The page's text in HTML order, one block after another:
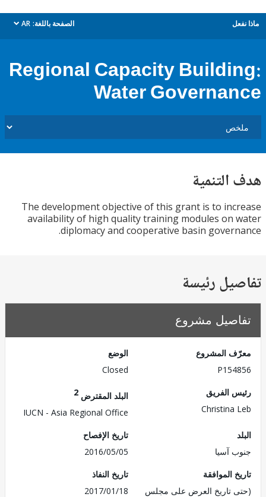
الصفحة باللغة: AR
dropdown
Regional Capacity
Water
The development objective of this grant is to
availability of high quality training modules on
diplomacy and cooperative basin
رئيسة
مشروع
المشروع
الفريق
Christina
البلد المقترض
IUCN - Asia Regional Office
آسيا
تاريخ الإفصاح
2016/05/05
الموافقة
تاريخ العرض على مجلس
تاريخ النفاذ
2017/01/18